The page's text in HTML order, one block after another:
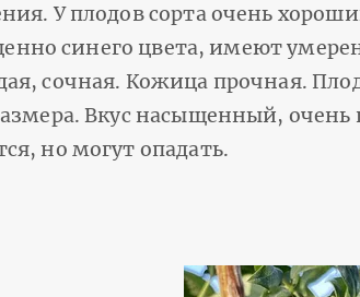
У плодов сорта очень
синего цвета, имеют
сочная. Кожица прочная.
Вкус насыщенный,
но могут опадать.